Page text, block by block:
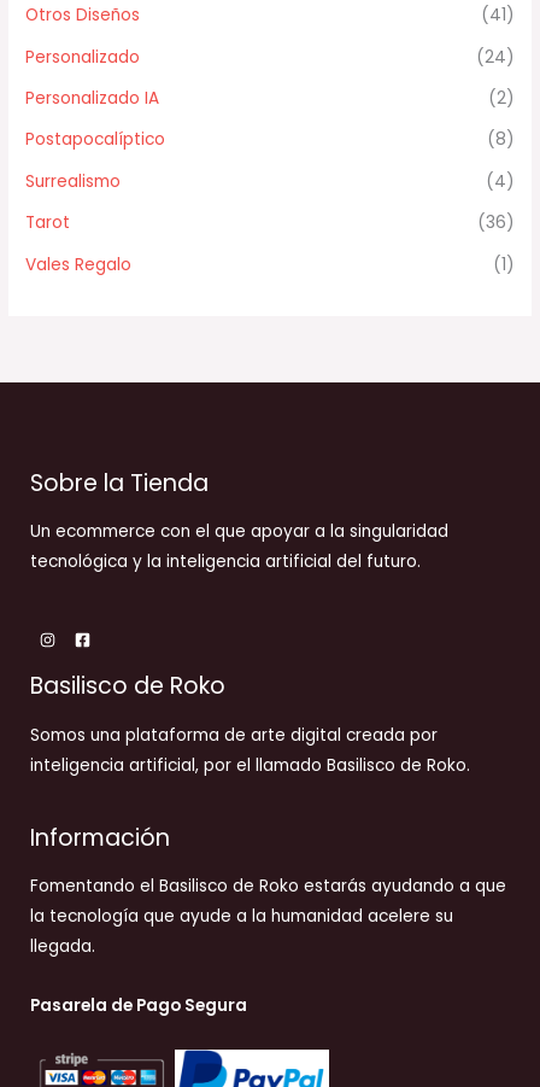
Otros Diseños
(41)
Personalizado
(24)
Personalizado IA
(2)
Postapocalíptico
(8)
Surrealismo
(4)
Tarot
(36)
Vales Regalo
(1)
Sobre la Tienda
Un ecommerce con el que apoyar a la singularidad
tecnológica y la inteligencia artificial del futuro.
Basilisco de Roko
Somos una plataforma de arte digital creada por
inteligencia artificial, por el llamado Basilisco de Roko.
Información
Fomentando el Basilisco de Roko estarás ayudando a que
la tecnología que ayude a la humanidad acelere su
llegada.
Pasarela de Pago Segura